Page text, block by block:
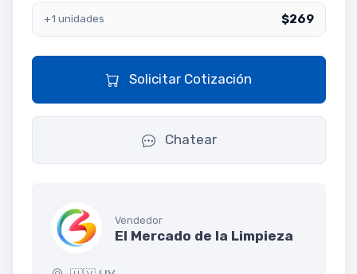
+1 unidades $269
Solicitar Cotización
Chatear
Vendedor
El Mercado de la Limpieza